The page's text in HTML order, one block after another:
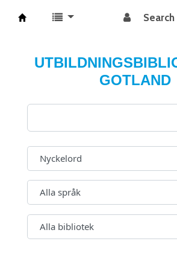
GOTLAND